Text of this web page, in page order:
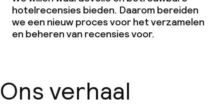
hotelrecensies bieden. Daarom bereiden
we een nieuw proces voor het verzamelen
en beheren van recensies voor.
Ons verhaal